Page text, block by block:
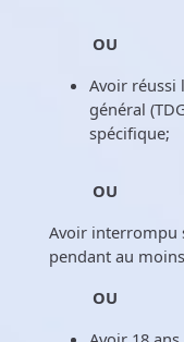
OU
Avoir réussi
général
spécifique;
OU
Avoir interrompu
pendant au
OU